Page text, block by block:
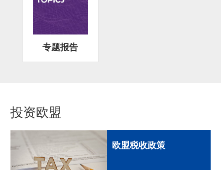
专题报告
投资欧盟
欧盟税收政策